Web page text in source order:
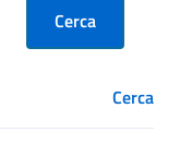
Cerca
Cerca